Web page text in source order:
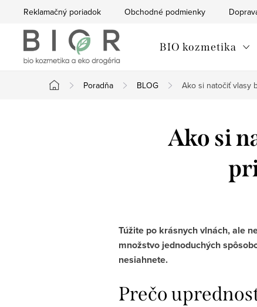
Reklamačný poriadok Obchodné podmienky
BIO kozmetika
Domov
Poradňa BLOG Ako si natočiť vlasy
Ako si
Túžite po krásnych vlnách, ale
množstvo jednoduchých
nesiahnete.
Prečo